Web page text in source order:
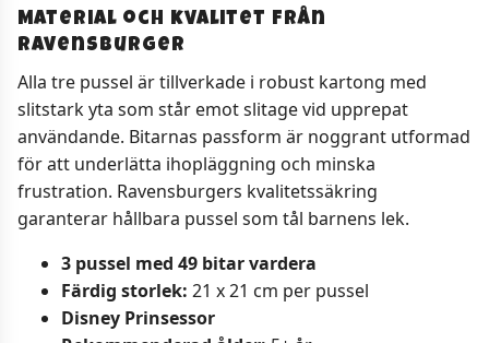
Material och kvalitet från
Ravensburger
Alla tre pussel är tillverkade i robust kartong med
slitstark yta som står emot slitage vid upprepat
användande. Bitarnas passform är noggrant utformad
för att underlätta ihopläggning och minska
frustration. Ravensburgers kvalitetssäkring
garanterar hållbara pussel som tål barnens lek.
3 pussel med 49 bitar vardera
Färdig storlek: 21 x 21 cm per pussel
Disney Prinsessor